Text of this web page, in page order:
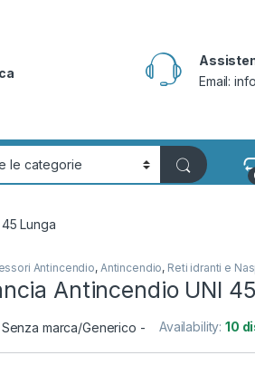
Email:
Lunga
Antincendio, Antincendio, Reti idranti e
Antincendio UNI
Availability:10